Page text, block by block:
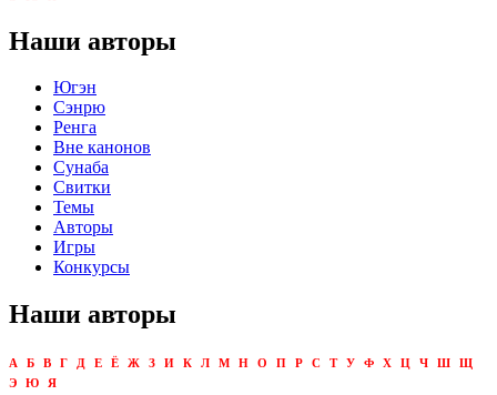
Наши авторы
Югэн
Сэнрю
Ренга
Вне канонов
Сунаба
Свитки
Темы
Авторы
Игры
Конкурсы
Наши авторы
А Б В Г Д Е Ё Ж З И К Л М Н О П Р С Т У Ф Х Ц Ч Ш
Щ
Э
Ю
Я